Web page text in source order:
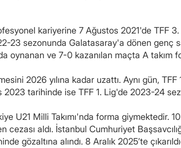
kariyerine 7 Ağustos 2021'de TFF
23 sezonunda Galatasaray'a dönen genç
oynanan ve 7-0 kazanılan maçta A takım
2026 yılına kadar uzattı. Aynı gün,
2023 tarihinde ise TFF 1. Lig'de 2023-24
U21 Milli Takımı'nda forma giymektedir.
aldı. İstanbul Cumhuriyet
gözaltına alındı. 8 Aralık 2025’te